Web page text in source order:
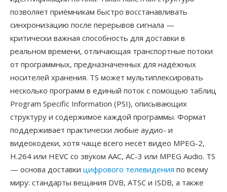
позволяет приёмникам быстро восстанавливать
синхронизацию после перерывов сигнала —
критически важная способность для доставки в
реальном времени, отличающая транспортные потоки
от программных, предназначенных для надёжных
носителей хранения. TS может мультиплексировать
несколько программ в единый поток с помощью таблиц
Program Specific Information (PSI), описывающих
структуру и содержимое каждой программы. Формат
поддерживает практически любые аудио- и
видеокодеки, хотя чаще всего несёт видео MPEG-2,
H.264 или HEVC со звуком AAC, AC-3 или MPEG Audio. TS
— основа доставки цифрового телевидения по всему
миру: стандарты вещания DVB, ATSC и ISDB, а также